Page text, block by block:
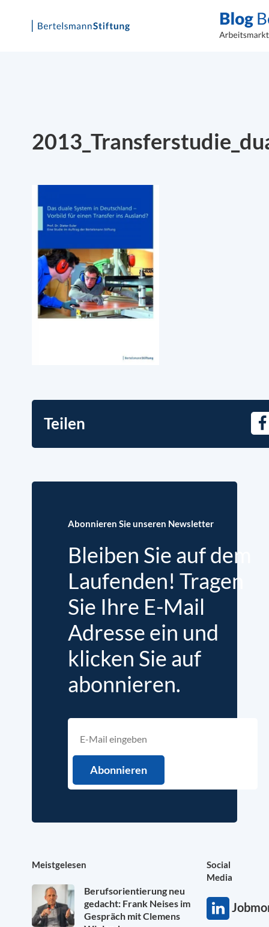
Teilen
Abonnieren Sie unseren Newsletter
Bleiben Sie auf dem
Laufenden! Tragen
Sie Ihre E-Mail
Adresse ein und
klicken Sie auf
abonnieren.
Meistgelesen
Berufsorientierung neu
gedacht: Frank Neises im
Gespräch mit Clemens
Social
Media